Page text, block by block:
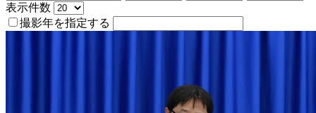
表示件数
撮影年を指定する